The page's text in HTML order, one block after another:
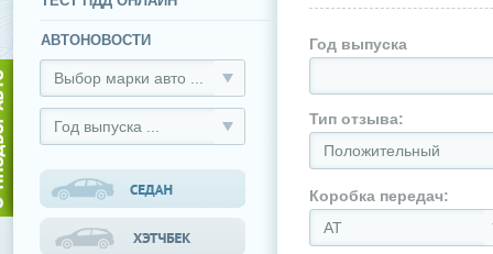
АВТОНОВОСТИ
Выбор марки авто ...
Год выпуска ...
Год выпуска
Тип отзыва:
Положительный
Коробка передач:
АТ